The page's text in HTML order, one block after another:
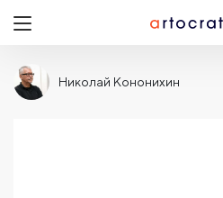
Николай Кононихин